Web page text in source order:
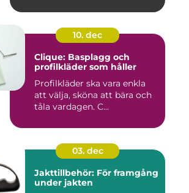
10. dec
Clique: Basplagg och
profilkläder som håller
Profilkläder ska vara enkla
att välja, sköna att bära och
tåla vardagen. C...
03. dec
Jakttillbehör: För framgång
under jakten